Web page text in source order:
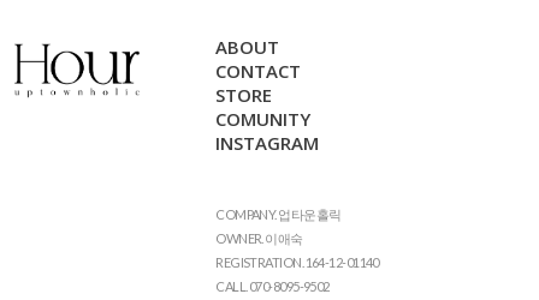
ABOUT
CONTACT
STORE
COMUNITY
INSTAGRAM
COMPANY. 업타운홀릭
OWNER. 이애숙
REGISTRATION. 164-12-01140
CALL. 070-8095-9502